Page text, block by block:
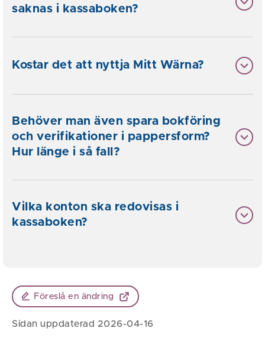
saknas i kassaboken?
Kostar det att nyttja Mitt Wärna?
Behöver man även spara bokföring
och verifikationer i pappersform?
Hur länge i så fall?
Vilka konton ska redovisas i
kassaboken?
Föreslå en ändring
Sidan uppdaterad 2026-04-16